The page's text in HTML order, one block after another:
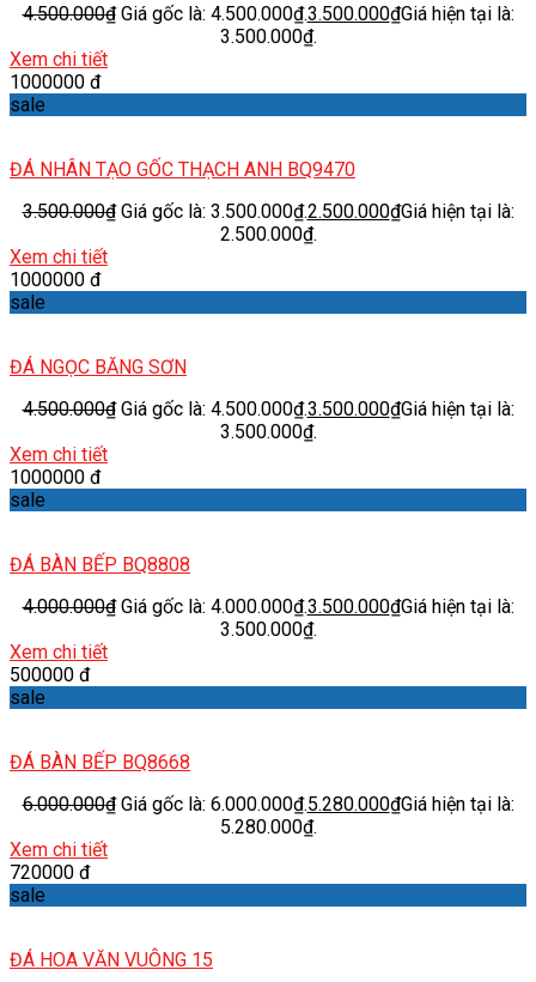
4.500.000₫ Giá gốc là: 4.500.000₫.3.500.000₫Giá hiện tại là:
3.500.000₫.
Xem chi tiết
1000000 đ
sale
ĐÁ NHÂN TẠO GỐC THẠCH ANH BQ9470
3.500.000₫ Giá gốc là: 3.500.000₫.2.500.000₫Giá hiện tại là:
2.500.000₫.
Xem chi tiết
1000000 đ
sale
ĐÁ NGỌC BĂNG SƠN
4.500.000₫ Giá gốc là: 4.500.000₫.3.500.000₫Giá hiện tại là:
3.500.000₫.
Xem chi tiết
1000000 đ
sale
ĐÁ BÀN BẾP BQ8808
4.000.000₫ Giá gốc là: 4.000.000₫.3.500.000₫Giá hiện tại là:
3.500.000₫.
Xem chi tiết
500000 đ
sale
ĐÁ BÀN BẾP BQ8668
6.000.000₫ Giá gốc là: 6.000.000₫.5.280.000₫Giá hiện tại là:
5.280.000₫.
Xem chi tiết
720000 đ
sale
ĐÁ HOA VĂN VUÔNG 15